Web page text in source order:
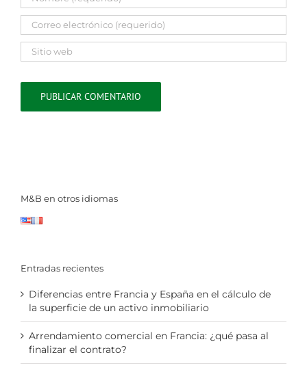
M&B en otros idiomas
Entradas recientes
Diferencias entre Francia y España en el cálculo de
la superficie de un activo inmobiliario
Arrendamiento comercial en Francia: ¿qué pasa al
finalizar el contrato?